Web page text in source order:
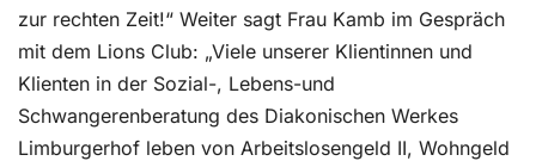
zur rechten Zeit!“ Weiter sagt Frau Kamb im Gespräch
mit dem Lions Club: „Viele unserer Klientinnen und
Klienten in der Sozial-, Lebens-und
Schwangerenberatung des Diakonischen Werkes
Limburgerhof leben von Arbeitslosengeld II, Wohngeld